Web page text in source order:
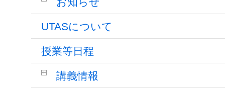
UTASについて
授業等日程
講義情報